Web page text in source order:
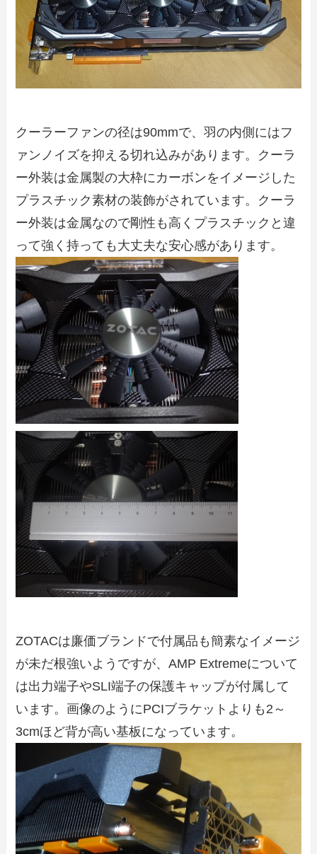
クーラーファンの径は90mmで、羽の内側にはフ
ァンノイズを抑える切れ込みがあります。クーラ
ー外装は金属製の大枠にカーボンをイメージした
プラスチック素材の装飾がされています。クーラ
ー外装は金属なので剛性も高くプラスチックと違
って強く持っても大丈夫な安心感があります。
ZOTACは廉価ブランドで付属品も簡素なイメージ
が未だ根強いようですが、AMP Extremeについて
は出力端子やSLI端子の保護キャップが付属して
います。画像のようにPCIブラケットよりも2～
3cmほど背が高い基板になっています。